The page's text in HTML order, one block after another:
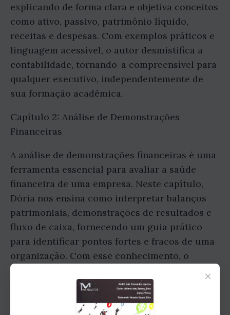
explicando de forma clara e objetiva conceitos
como ativo, passivo, patrimônio líquido,
receitas e despesas. Com exemplos práticos e
linguagem acessível, o autor desmistifica a
contabilidade, tornando-a compreensível para
qualquer executivo, independentemente de
sua formação acadêmica.
Capítulo 2: Análise de Demonstrações
Financeiras
A análise de demonstrações financeiras é uma
ferramenta essencial para avaliar a saúde
financeira de uma empresa. Neste capítulo,
Dória nos ensina como interpretar balanços
patrimoniais, demonstrações de resultados e
fluxo de caixa, fornecendo um guia prático
para identificar pontos fortes e fracos de uma
organização. Com esse conhecimento, o
executivo será capaz de tomar decisões mais
embasadas e estratégicas.
Capítulo 3: Orçamento Empresarial
×